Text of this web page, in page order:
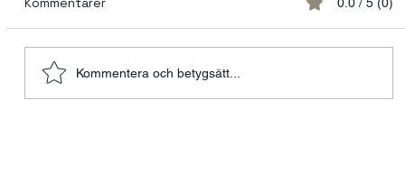
Modet att våga vara mänsklig
0.0 / 5 (0)
Kommentera och betygsätt...